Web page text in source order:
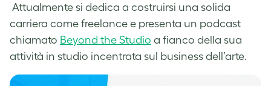
Attualmente si dedica a costruirsi una solida
carriera come freelance e presenta un podcast
chiamato Beyond the Studio a fianco della sua
attività in studio incentrata sul business dell’arte.